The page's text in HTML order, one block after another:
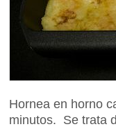
Hornea en horno
minutos. Se trata